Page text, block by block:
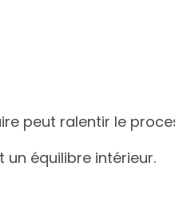
peut ralentir le
équilibre intérieur.